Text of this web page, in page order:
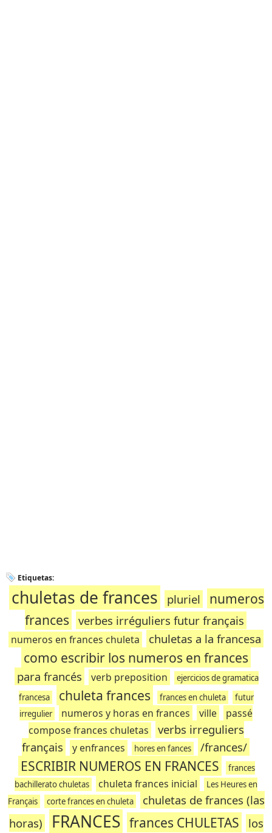
Etiquetas:
chuletas de frances pluriel
numeros
frances
verbes irréguliers futur français
numeros en frances chuleta chuletas a la francesa
como escribir los numeros en frances
para francés verb preposition
ejercicios de gramatica
francesa
chuleta frances frances en chuleta
futur
irregulier
numeros y horas en frances ville
passé
compose frances chuletas
verbs irreguliers
français
y enfrances hores en fances /frances/
ESCRIBIR NUMEROS EN FRANCES
frances
bachillerato chuletas
chuleta frances inicial
Les Heures en
Français
corte frances en chuleta
chuletas de frances (las
horas)
FRANCES frances CHULETAS
los